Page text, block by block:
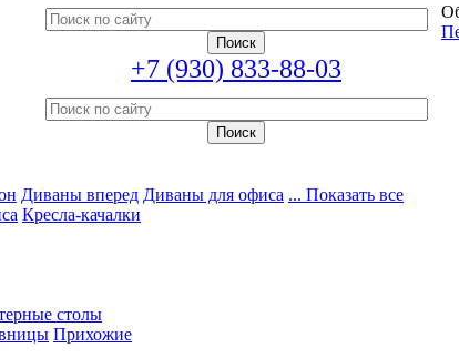
+7 (930) 833-88-03
Диваны вперед Диваны для офиса ... Показать все
Кресла-качалки
столы
Прихожие